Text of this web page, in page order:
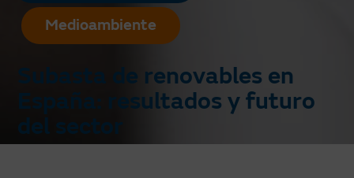
Medioambiente
Subasta de renovables en
España: resultados y futuro
del sector